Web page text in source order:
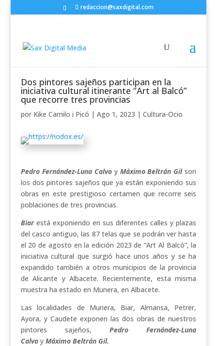
redaccion@saxdigital.com
Dos pintores sajeños participan en la
iniciativa cultural itinerante “Art al Balcó”
que recorre tres provincias
por Kike Camilo i Picó | Ago 1, 2023 | Cultura-Ocio
Pedro Fernández-Luna Calvoy Máximo Beltrán Gilson
los dos pintores sajeños que ya están exponiendo sus
obras en este prestigioso certamen que recorre seis
poblaciones de tres provincias.
Biarestá exponiendo en sus diferentes calles y plazas
del casco antiguo, las 87 telas que se podrán ver hasta
el 20 de agosto en la edición 2023 de “Art Al Balcó”, la
iniciativa cultural que surgió hace unos años y se ha
expandido también a otros municipios de la provincia
de Alicante y Albacete. Recientemente, esta misma
muestra ha estado en Munera, en Albacete.
Las localidades de Munera, Biar, Almansa, Petrer,
Ayora, y Caudete exponen las dos obras de nuestros
pintores sajeños,Pedro Fernández-Luna
Calvoy Máximo Beltrán Gil.